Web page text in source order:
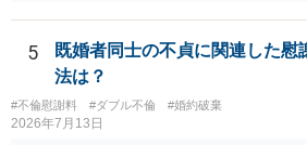
等まで当然に含まれているとは限りません
生するかどうかは、まず委任契約書と弁護
いでしょう。 成功報酬についても、契約内
に回収できた金額を基準に報酬が発生する契
が、「請求額を認めさせた場合」や「和解成
酬が発生する定めになっている可能性もあり
5
既婚者同士の不貞に関連した慰
法は？
#不倫慰謝料 #ダブル不倫 #婚約破棄
2026年7月13日